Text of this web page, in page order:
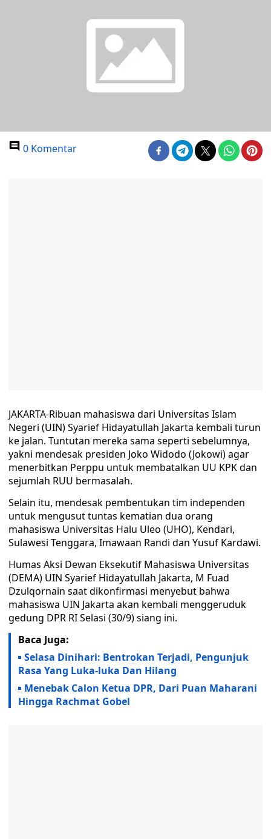
0 Komentar
JAKARTA-Ribuan mahasiswa dari Universitas Islam
Negeri (UIN) Syarief Hidayatullah Jakarta kembali turun
ke jalan. Tuntutan mereka sama seperti sebelumnya,
yakni mendesak presiden Joko Widodo (Jokowi) agar
menerbitkan Perppu untuk membatalkan UU KPK dan
sejumlah RUU bermasalah.
Selain itu, mendesak pembentukan tim independen
untuk mengusut tuntas kematian dua orang
mahasiswa Universitas Halu Uleo (UHO), Kendari,
Sulawesi Tenggara, Imawaan Randi dan Yusuf Kardawi.
Humas Aksi Dewan Eksekutif Mahasiswa Universitas
(DEMA) UIN Syarief Hidayatullah Jakarta, M Fuad
Dzulqornain saat dikonfirmasi menyebut bahwa
mahasiswa UIN Jakarta akan kembali menggeruduk
gedung DPR RI Selasi (30/9) siang ini.
Baca Juga:
Selasa Dinihari: Bentrokan Terjadi, Pengunjuk
Rasa Yang Luka-luka Dan Hilang
Menebak Calon Ketua DPR, Dari Puan Maharani
Hingga Rachmat Gobel